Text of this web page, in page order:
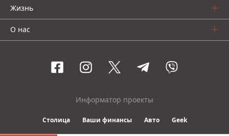
Жизнь
О нас
Информатор проекты
Столица Ваши финансы Авто Geek